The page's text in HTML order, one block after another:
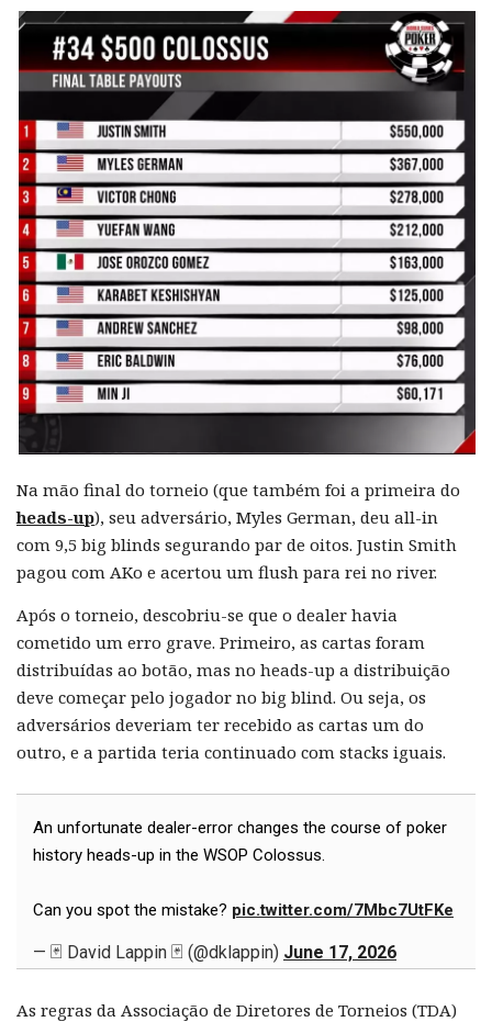
Na mão final do torneio (que também foi a primeira do
heads-up), seu adversário, Myles German, deu all-in
com 9,5 big blinds segurando par de oitos. Justin Smith
pagou com AKo e acertou um flush para rei no river.
Após o torneio, descobriu-se que o dealer havia
cometido um erro grave. Primeiro, as cartas foram
distribuídas ao botão, mas no heads-up a distribuição
deve começar pelo jogador no big blind. Ou seja, os
adversários deveriam ter recebido as cartas um do
outro, e a partida teria continuado com stacks iguais.
An unfortunate dealer-error changes the course of poker
history heads-up in the WSOP Colossus.
Can you spot the mistake? pic.twitter.com/7Mbc7UtFKe
— 🃏 David Lappin 🃏 (@dklappin) June 17, 2026
As regras da Associação de Diretores de Torneios (TDA)